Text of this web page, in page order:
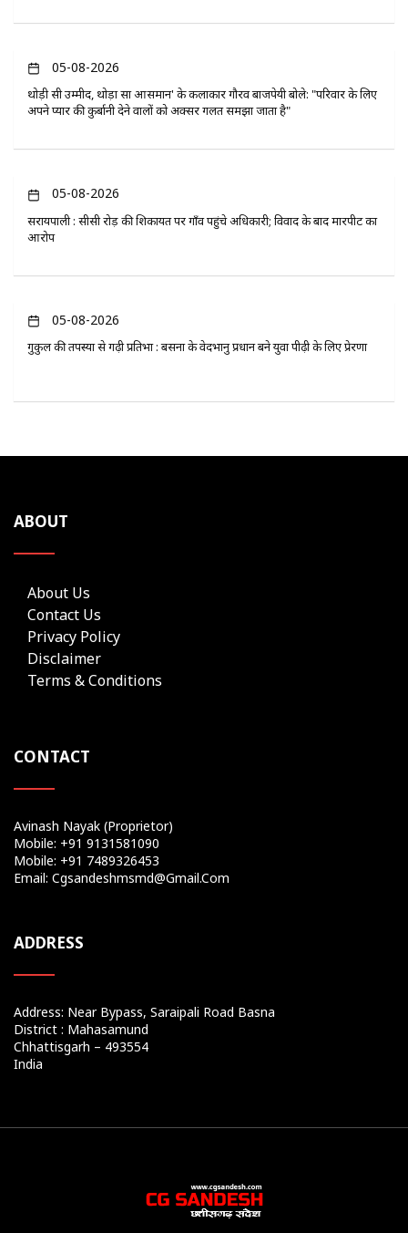
05-08-2026
थोड़ी सी उम्मीद, थोड़ा सा आसमान' के कलाकार गौरव बाजपेयी बोले: "परिवार के लिए
अपने प्यार की कुर्बानी देने वालों को अक्सर गलत समझा जाता है"
05-08-2026
सरायपाली : सीसी रोड़ की शिकायत पर गाँव पहुंचे अधिकारी; विवाद के बाद मारपीट का
आरोप
05-08-2026
गुरुकुल की तपस्या से गढ़ी प्रतिभा : बसना के वेदभानु प्रधान बने युवा पीढ़ी के लिए प्रेरणा
ABOUT
About Us
Contact Us
Privacy Policy
Disclaimer
Terms & Conditions
CONTACT
Avinash Nayak (Proprietor)
Mobile: +91 9131581090
Mobile: +91 7489326453
Email: Cgsandeshmsmd@gmail.com
ADDRESS
Address: Near Bypass, Saraipali Road Basna
District : Mahasamund
Chhattisgarh – 493554
India